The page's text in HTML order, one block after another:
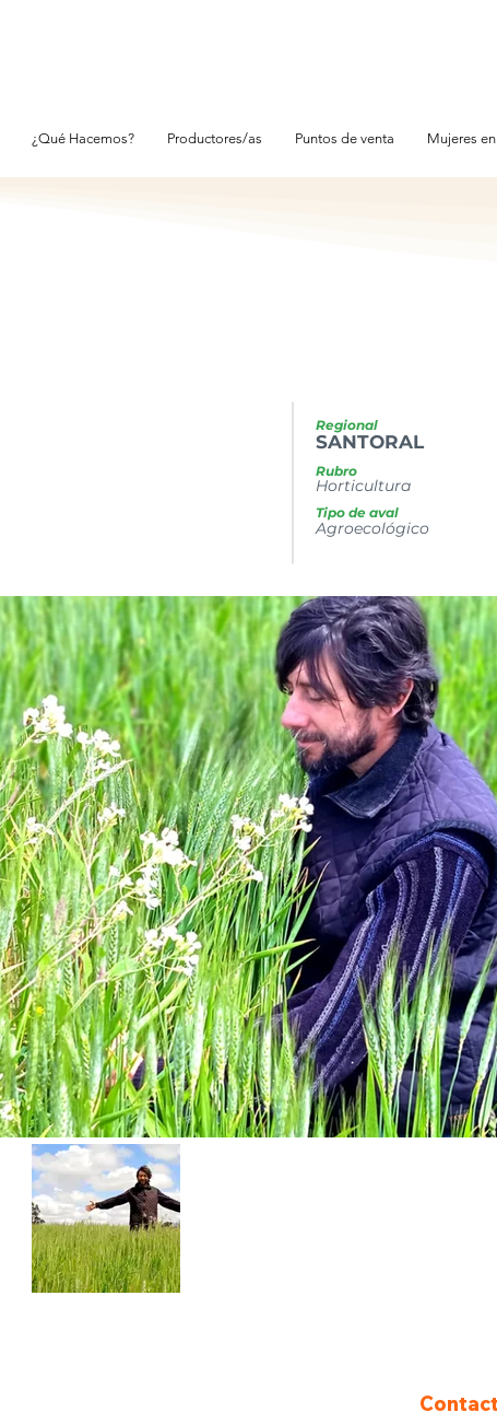
¿Qué Hacemos? Productores/as Puntos de venta Mujeres
SANTORAL
Regional
Horticultura
Rubro
Tipo de aval
Agroecológico